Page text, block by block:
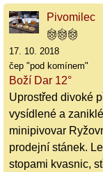
Pivomilec
17. 10. 2018
čep "pod komínem"
Boží Dar 12°
Uprostřed divoké
vysídlené a
minipivovar
prodejní stánek.
stopami kvasnic,